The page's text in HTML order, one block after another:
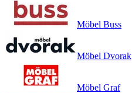
Möbel Buss
Möbel Dvorak
Möbel Graf